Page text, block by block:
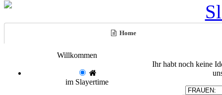
Home
Willkommen
im Slayertime
Ihr habt noch keine